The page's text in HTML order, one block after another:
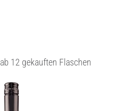
ab 12 gekauften Flaschen